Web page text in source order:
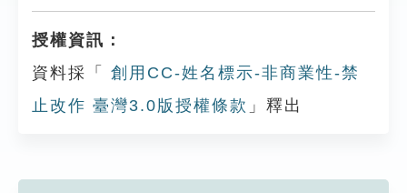
授權資訊：
資料採「
創用CC-姓名標示-非商業性-禁
止改作 臺灣3.0版授權條款 」釋出